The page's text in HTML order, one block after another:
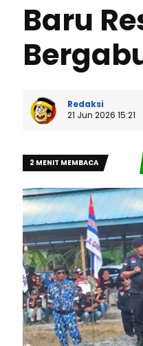
Baru
Redaksi
21 Jun 2026 15:21
2 MENIT MEMBACA